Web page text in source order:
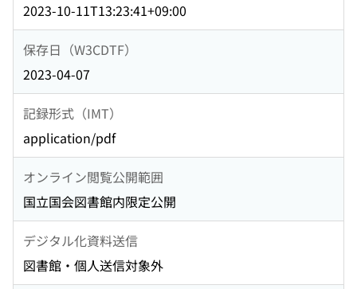
2023-10-11T13:23:41+09:00
保存日（W3CDTF）
2023-04-07
記録形式（IMT）
application/pdf
オンライン閲覧公開範囲
国立国会図書館内限定公開
デジタル化資料送信
図書館・個人送信対象外